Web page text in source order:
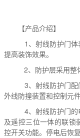
【产品介绍】
1、射线防护门体
提高装饰效果。
2、防护层采用整
3、射线防护门配
外线防撞装置和控制元件
4、射线防护门的
及遥控三位一体的联锁
控开关功能。停电后恢